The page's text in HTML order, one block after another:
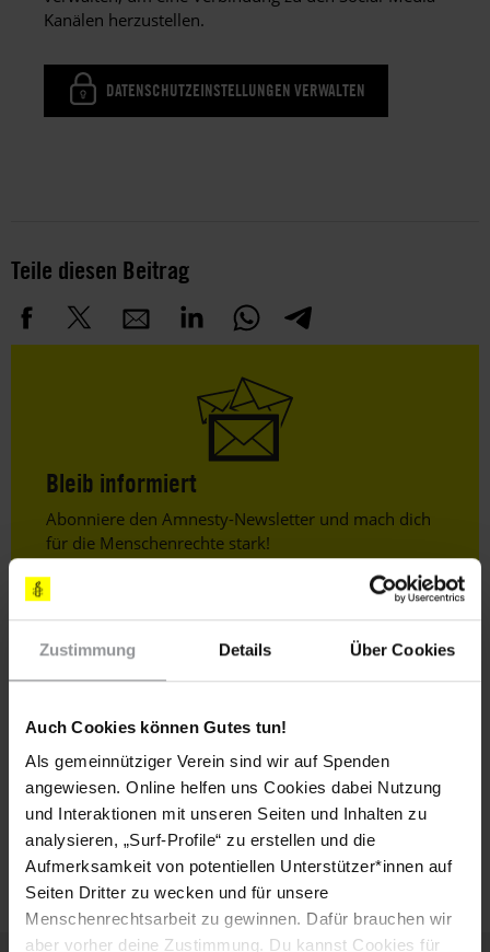
Zustimmung Details Über Cookies
Auch Cookies können Gutes tun!
Als gemeinnütziger Verein sind wir auf Spenden
angewiesen. Online helfen uns Cookies dabei Nutzung
und Interaktionen mit unseren Seiten und Inhalten zu
analysieren, „Surf-Profile“ zu erstellen und die
Aufmerksamkeit von potentiellen Unterstützer*innen auf
Seiten Dritter zu wecken und für unsere
Menschenrechtsarbeit zu gewinnen. Dafür brauchen wir
aber vorher deine Zustimmung. Du kannst Cookies für
Kanälen herzustellen.
DATENSCHUTZEINSTELLUNGEN VERWALTEN
Teile diesen Beitrag
Bleib informiert
Header
Text
Abonniere den Amnesty-Newsletter und mach dich
für die Menschenrechte stark!
Nachname
Ich habe die Datenschutzrichtlinieund die
Nutzungsbedingungen
gelesen und stimme
ihnen zu.